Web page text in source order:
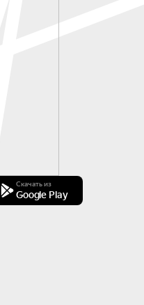
Скачать из
Google Play